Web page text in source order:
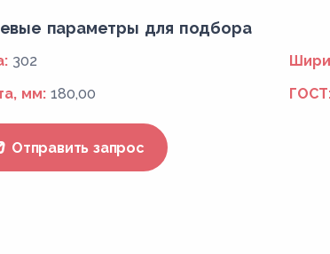
параметры для подбора
302
мм: 180,00
Отправить запрос